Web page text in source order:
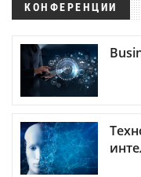
КОНФЕРЕНЦИИ